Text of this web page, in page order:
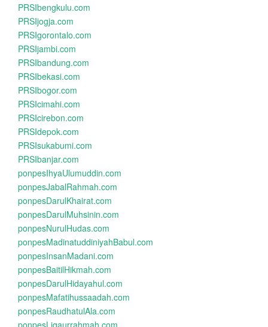
PRSIbengkulu.com
PRSIjogja.com
PRSIgorontalo.com
PRSIjambi.com
PRSIbandung.com
PRSIbekasi.com
PRSIbogor.com
PRSIcimahi.com
PRSIcirebon.com
PRSIdepok.com
PRSIsukabumi.com
PRSIbanjar.com
ponpesIhyaUlumuddin.com
ponpesJabalRahmah.com
ponpesDarulKhairat.com
ponpesDarulMuhsinin.com
ponpesNurulHudas.com
ponpesMadinatuddiniyahBabul.com
ponpesInsanMadani.com
ponpesBaitilHikmah.com
ponpesDarulHidayahul.com
ponpesMafatihussaadah.com
ponpesRaudhatulAla.com
ponpesLiqaurrahmah.com